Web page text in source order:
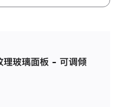
玻璃面板 - 可调倾